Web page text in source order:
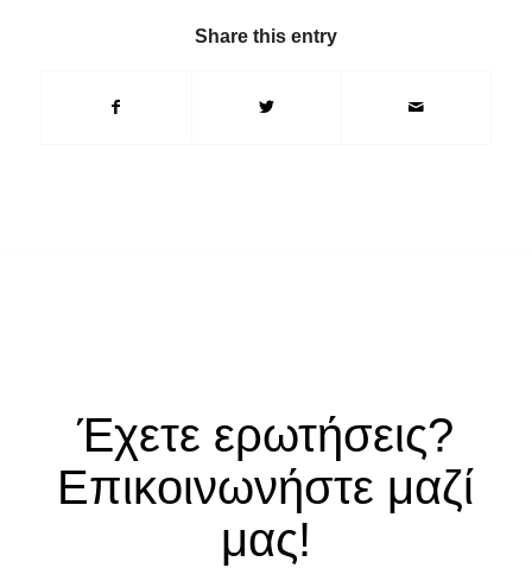
Share this entry
Έχετε ερωτήσεις?
Επικοινωνήστε μαζί
μας!